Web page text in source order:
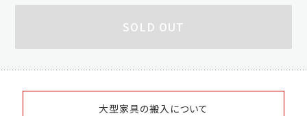
SOLD OUT
大型家具の搬入について